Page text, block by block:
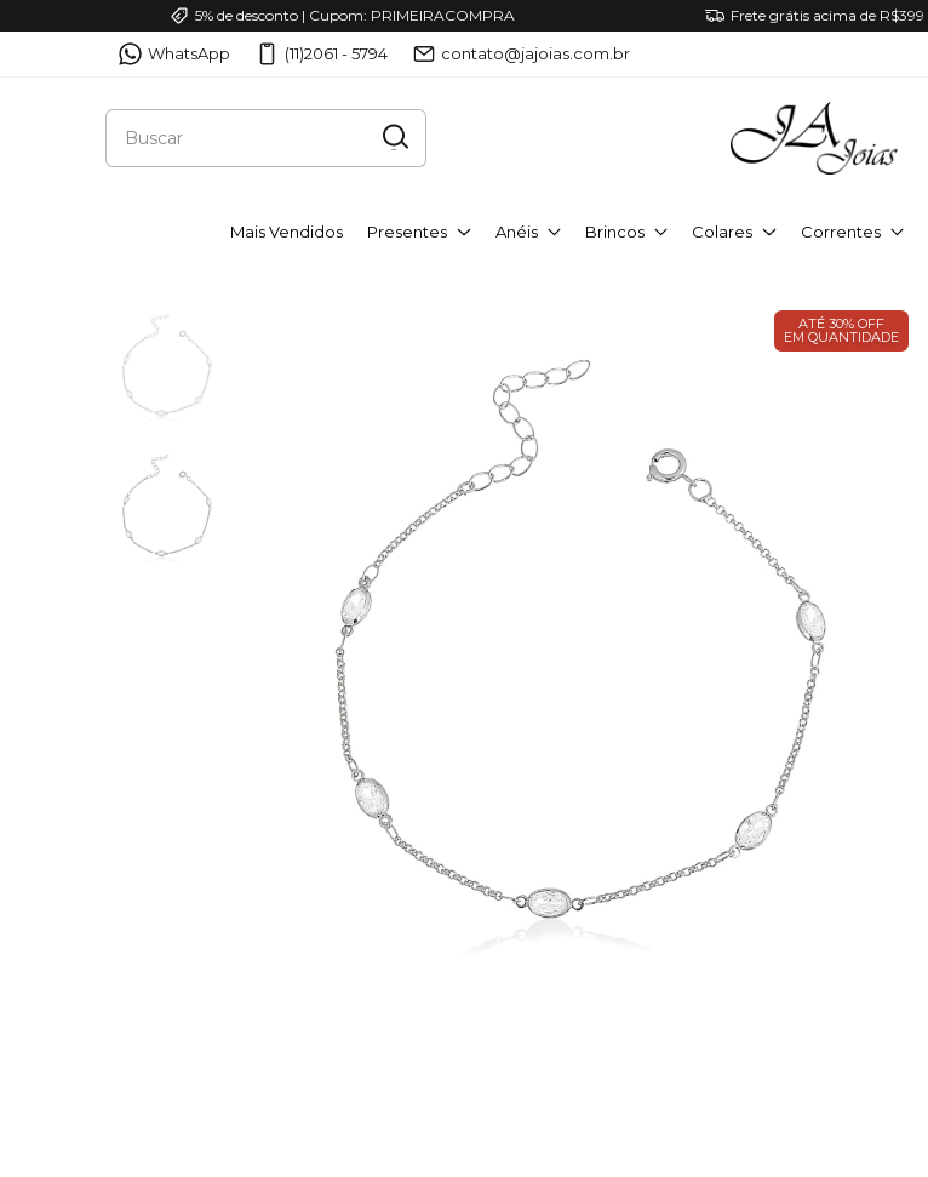
5% de desconto | Cupom: PRIMEIRACOMPRA Frete grátis acima de R$399
WhatsApp (11)2061 - 5794 contato@jajoias.com.br
Mais Vendidos Presentes Anéis Brincos Colares Correntes
ATÉ 30% OFF
EM QUANTIDADE